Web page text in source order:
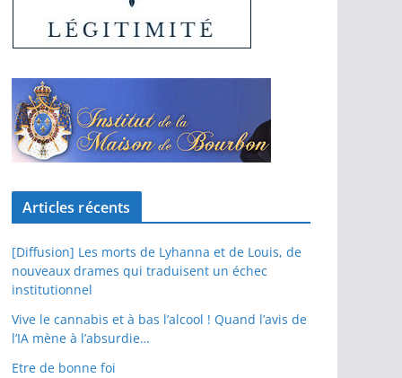
Articles récents
[Diffusion] Les morts de Lyhanna et de Louis, de
nouveaux drames qui traduisent un échec
institutionnel
Vive le cannabis et à bas l’alcool ! Quand l’avis de
l’IA mène à l’absurdie…
Etre de bonne foi